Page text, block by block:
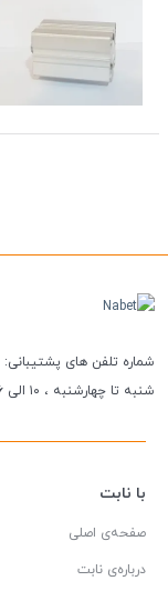
شماره تلفن های پشتیبانی:
شنبه تا چهارشنبه ، ۱۰ الی ۱۶ پاسخگوی شما هستیم
با نابت
صفحه‌ی اصلی
درباره‌ی نابت